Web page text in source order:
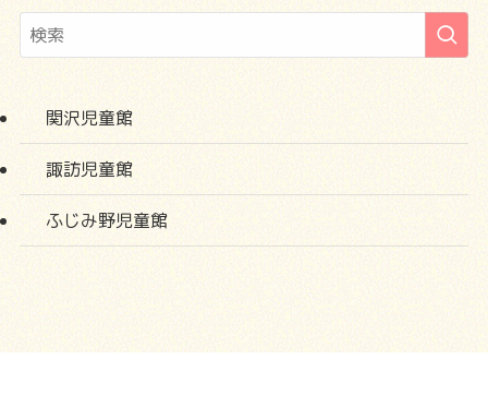
イ
ブ
関沢児童館
諏訪児童館
ふじみ野児童館